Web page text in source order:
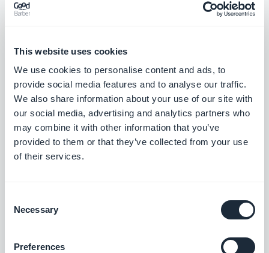
This website uses cookies
We use cookies to personalise content and ads, to
provide social media features and to analyse our traffic.
We also share information about your use of our site with
our social media, advertising and analytics partners who
may combine it with other information that you’ve
provided to them or that they’ve collected from your use
of their services.
Selection
Necessary
Preferences
30 días, sin necesidad de tarjeta de crédito.
Nuestras apps son realmente nativas - no
webviews
Algunas plataformas comercializan aplicaciones
"nativas" que en realidad son aplicaciones web
Android son 100% nativas.
Eso significa mejor
dispositivo y mayores índices de aceptación en la